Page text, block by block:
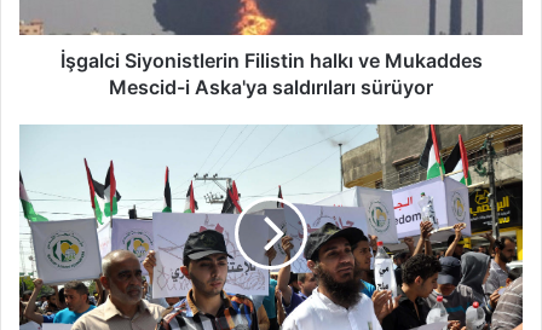
İşgalci Siyonistlerin Filistin halkı ve Mukaddes
Mescid-i Aska'ya saldırıları sürüyor